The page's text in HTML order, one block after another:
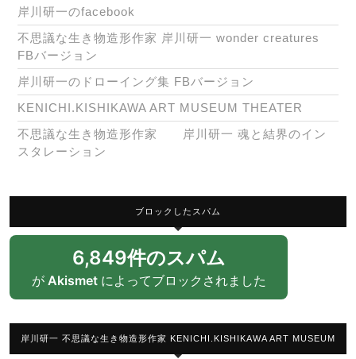
岸川研一のfacebook
不思議な生き物造形作家 岸川研一 wonder creatures
FBバージョン
岸川研一のドローイング集 FBバージョン
KENICHI.KISHIKAWA ART MUSEUM THEATER
不思議な生き物造形作家 岸川研一 魂と結界のイン
スタレーション
ブロックしたスパム
6,849件のスパム
が Akismetによってブロックされました
岸川研一 不思議な生き物造形作家 KENICHI.KISHIKAWA ART MUSEUM